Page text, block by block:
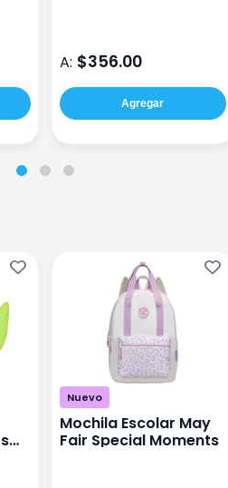
A: $356.00
Agregar
Nuevo
Mochila Escolar May
Fair Special Moments